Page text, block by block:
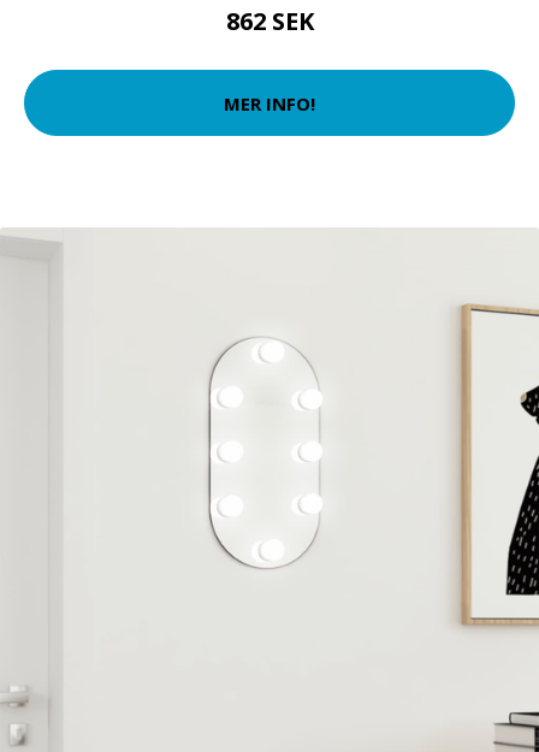
862 SEK
MER INFO!